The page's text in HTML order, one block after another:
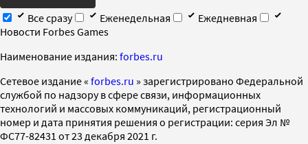
Все сразу
Еженедельная
Ежедневная
Новости Forbes Games
Наименование издания: forbes.ru
Cетевое издание « forbes.ru » зарегистрировано Федеральной
службой по надзору в сфере связи, информационных
технологий и массовых коммуникаций, регистрационный
номер и дата принятия решения о регистрации: серия Эл №
ФС77-82431 от 23 декабря 2021 г.